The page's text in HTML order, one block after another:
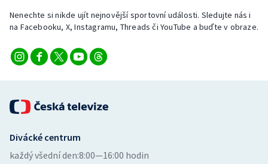
Vodní slalom
Volejbal
Nenechte si nikde ujít nejnovější sportovní události. Sledujte nás i
na Facebooku, X, Instagramu, Threads či YouTube a buďte v obraze.
Divácké centrum
každý všední den:8:00—16:00 hodin